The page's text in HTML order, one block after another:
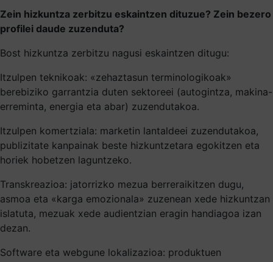
Zein hizkuntza zerbitzu eskaintzen dituzue? Zein bezero
profilei daude zuzenduta?
Bost hizkuntza zerbitzu nagusi eskaintzen ditugu:
Itzulpen teknikoak: «zehaztasun terminologikoak»
berebiziko garrantzia duten sektoreei (autogintza, makina-
erreminta, energia eta abar) zuzendutakoa.
Itzulpen komertziala: marketin lantaldeei zuzendutakoa,
publizitate kanpainak beste hizkuntzetara egokitzen eta
horiek hobetzen laguntzeko.
Transkreazioa: jatorrizko mezua berreraikitzen dugu,
asmoa eta «karga emozionala» zuzenean xede hizkuntzan
islatuta, mezuak xede audientzian eragin handiagoa izan
dezan.
Software eta webgune lokalizazioa: produktuen